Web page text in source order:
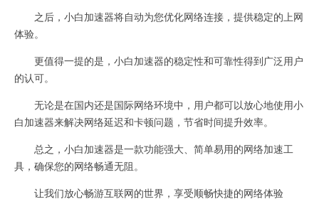
之后，小白加速器将自动为您优化网络连接，提供稳定的上网
体验。
更值得一提的是，小白加速器的稳定性和可靠性得到广泛用户
的认可。
无论是在国内还是国际网络环境中，用户都可以放心地使用小
白加速器来解决网络延迟和卡顿问题，节省时间提升效率。
总之，小白加速器是一款功能强大、简单易用的网络加速工
具，确保您的网络畅通无阻。
让我们放心畅游互联网的世界，享受顺畅快捷的网络体验